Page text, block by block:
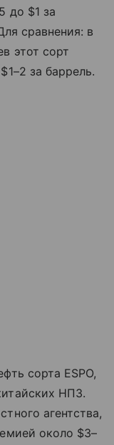
до $1 за
сравнения: в
этот сорт
за баррель.
сорта ESPO,
НПЗ.
агентства,
около $3–